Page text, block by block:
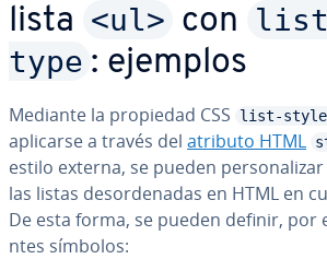
lista <ul> con
type : ejemplos
Mediante la propiedad CSS list-
aplicarse a través del atributo HTML
estilo externa, se pueden
las listas des­or­de­na­das en HTML en
De esta forma, se pueden definir,
n­tes símbolos: